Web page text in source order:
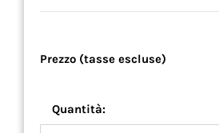
Prezzo (tasse escluse)
Quantità: